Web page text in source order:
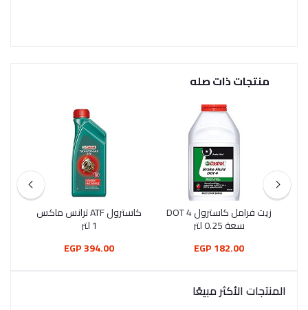
منتجات ذات صله
زيت فرامل كاسترول DOT 4
سعة 0.25 لتر
182.00 EGP
كاسترول ATF ترانس ماكس
1 لتر
394.00 EGP
المنتجات الأكثر مبيعًا